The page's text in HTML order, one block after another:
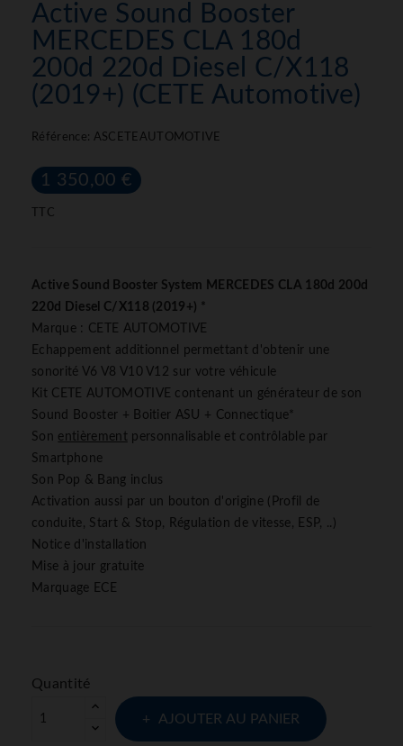
Active Sound Booster
MERCEDES CLA 180d
200d 220d Diesel C/X118
(2019+) (CETE Automotive)
Référence: ASCETEAUTOMOTIVE
1 350,00 €
TTC
Active Sound Booster System MERCEDES CLA 180d 200d
220d Diesel C/X118 (2019+) *
Marque : CETE AUTOMOTIVE
Echappement additionnel permettant d'obtenir une
sonorité V6 V8 V10 V12 sur votre véhicule
Kit CETE AUTOMOTIVE contenant un générateur de son
Sound Booster + Boitier ASU + Connectique*
Son entièrementpersonnalisable et contrôlable par
Smartphone
Son Pop & Bang inclus
Activation aussi par un bouton d'origine (Profil de
conduite, Start & Stop, Régulation de vitesse, ESP, ..)
Notice d'installation
Mise à jour gratuite
Marquage ECE
Quantité
AJOUTER AU PANIER